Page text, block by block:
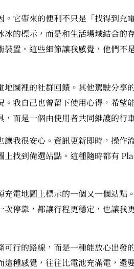
它帶來的便利不只是「找得到充
的標示，而是和生活場域結合的
置。這些細節讓我感覺，他們不
圖裡的社群回饋。其他駕駛分享
我自己也曾留下使用心得，希望
而是一個由使用者共同維護的行
我很安心。資訊更新即時，操作
找到備選站點。這種隨時都有
電地圖上標示的一個又一個站點
停靠，都讓行程更穩定，也讓我
行的路線，而是一種能放心出發
種感覺，往往比電池充滿電，還